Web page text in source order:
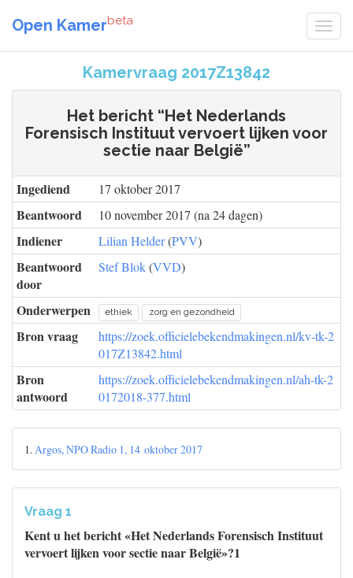
Open Kamerbeta
Kamervraag 2017Z13842
Het bericht “Het Nederlands
Forensisch Instituut vervoert lijken voor
sectie naar België”
Ingediend 17 oktober 2017
Beantwoord 10 november 2017 (na 24 dagen)
Indiener Lilian Helder(PVV)
Beantwoord
door
Stef Blok(VVD)
Onderwerpen ethiek zorg en gezondheid
Bron vraag
https://zoek.officielebekendmakingen.nl/kv-tk-2
017Z13842.html
Bron
antwoord
https://zoek.officielebekendmakingen.nl/ah-tk-2
0172018-377.html
1.Argos, NPO Radio 1, 14 oktober 2017
Vraag 1
Kent u het bericht «Het Nederlands Forensisch Instituut
vervoert lijken voor sectie naar België»?1